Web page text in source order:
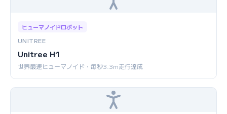
ヒューマノイドロボット
UNITREE
Unitree H1
世界最速ヒューマノイド・毎秒3.3m走行達成